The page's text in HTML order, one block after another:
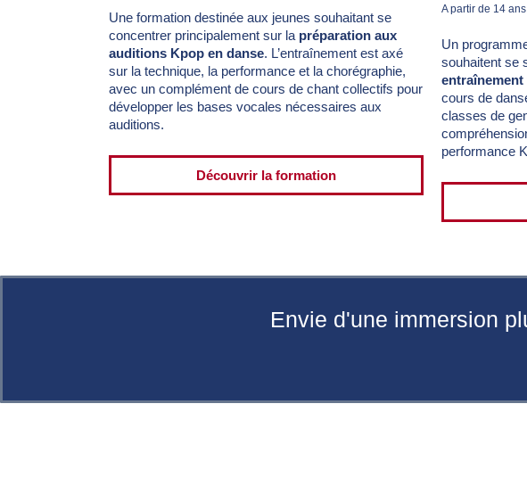
Une formation destinée aux jeunes souhaitant se
concentrer principalement sur la préparation aux
auditions Kpop en danse. L’entraînement est axé
sur la technique, la performance et la chorégraphie,
avec un complément de cours de chant collectifs pour
développer les bases vocales nécessaires aux
auditions.
Découvrir la formation
A partir de 14 ans
Un
souhaitent se
cours de
classes de
performance
Envie d'une immersion